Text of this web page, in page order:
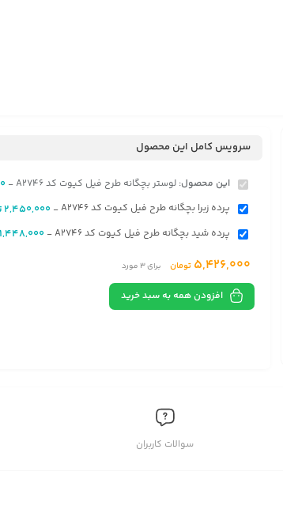
سرویس کامل این محصول
این محصول: لوستر بچگانه طرح فیل کیوت کد A2746 -
پرده زبرا بچگانه طرح فیل کیوت کد A2746 -
2,450,000
پرده شید بچگانه طرح فیل کیوت کد A2746 -
1,448,000
5,426,000 تومان برای3مورد
افزودن همه به سبد خرید
سوالات کاربران